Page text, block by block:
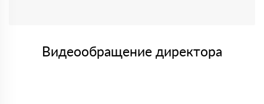
Видеообращение директора